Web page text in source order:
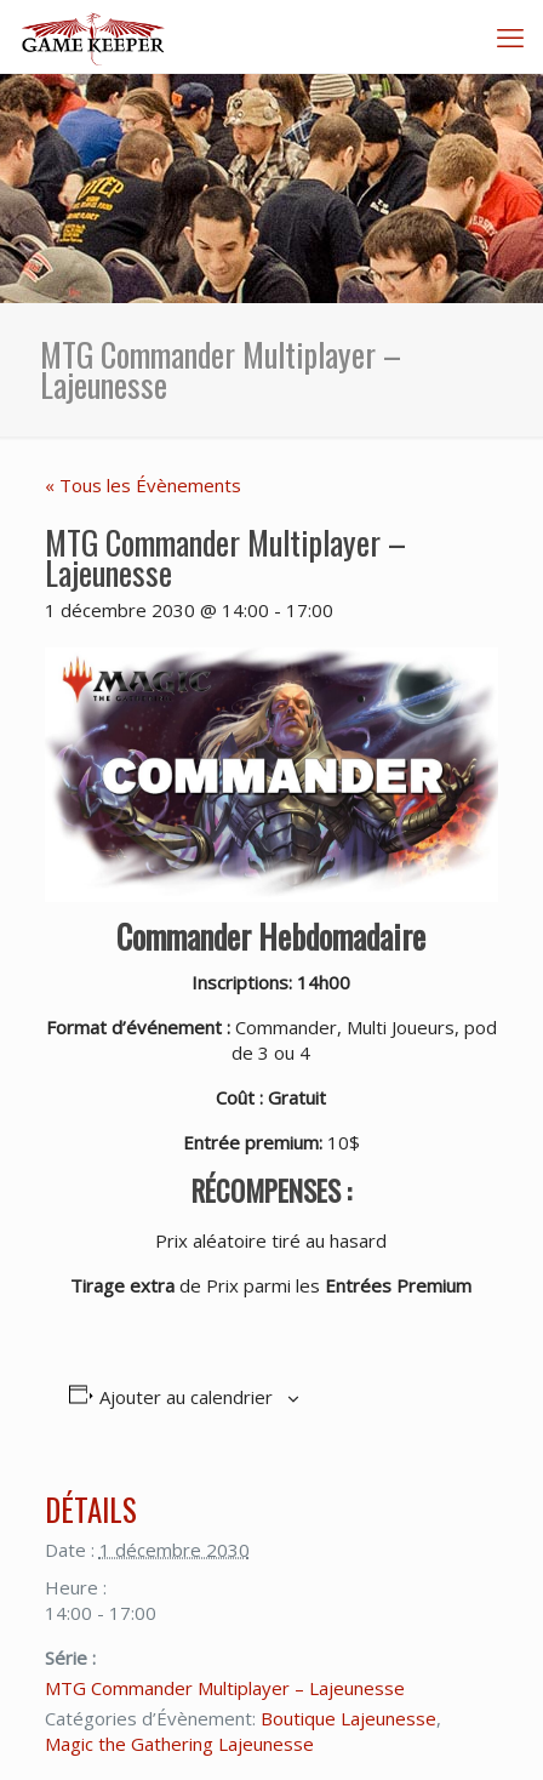
MTG Commander Multiplayer –
Lajeunesse
« Tous les Évènements
MTG Commander Multiplayer –
Lajeunesse
1 décembre 2030 @ 14:00 - 17:00
Commander Hebdomadaire
Inscriptions: 14h00
Format d’événement : Commander, Multi Joueurs, pod
de 3 ou 4
Coût : Gratuit
Entrée premium:10$
RÉCOMPENSES :
Prix aléatoire tiré au hasard
Tirage extra de Prix parmi les Entrées Premium
Ajouter au calendrier
DÉTAILS
Date : 1 décembre 2030
Heure :
14:00 - 17:00
Série :
MTG Commander Multiplayer – Lajeunesse
Catégories d’Évènement: Boutique Lajeunesse,
Magic the Gathering Lajeunesse